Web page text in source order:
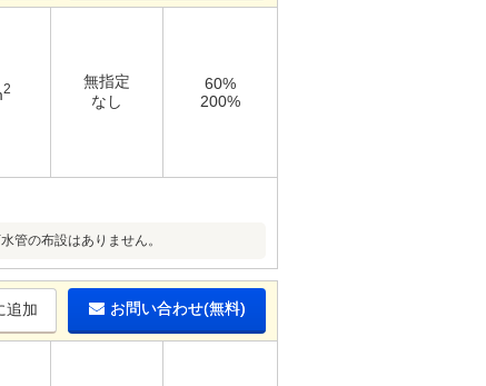
2
無指定
なし
60%
200%
管の布設はありません。
追加 お問い合わせ(無料)